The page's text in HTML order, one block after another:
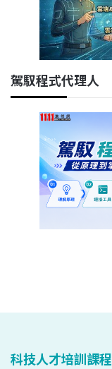
科技人才培訓課程